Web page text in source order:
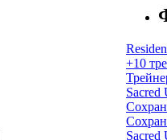
+10
Sacred
Sacred